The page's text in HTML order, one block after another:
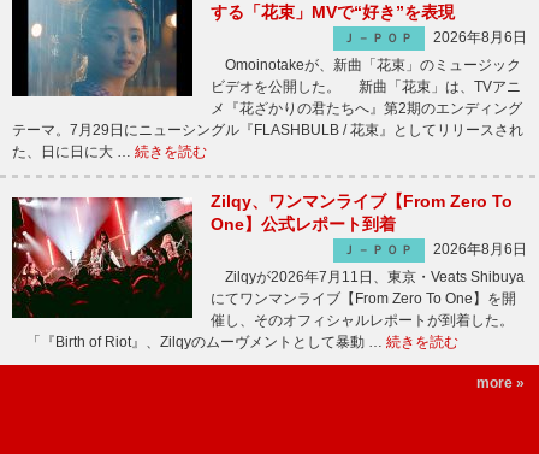
する「花束」MVで“好き”を表現
Ｊ－ＰＯＰ
2026年8月6日
Omoinotakeが、新曲「花束」のミュージック
ビデオを公開した。 新曲「花束」は、TVアニ
メ『花ざかりの君たちへ』第2期のエンディング
テーマ。7月29日にニューシングル『FLASHBULB / 花束』としてリリースされ
た、日に日に大 … 続きを読む
Zilqy、ワンマンライブ【From Zero To
One】公式レポート到着
Ｊ－ＰＯＰ
2026年8月6日
Zilqyが2026年7月11日、東京・Veats Shibuya
にてワンマンライブ【From Zero To One】を開
催し、そのオフィシャルレポートが到着した。
「『Birth of Riot』、Zilqyのムーヴメントとして暴動 … 続きを読む
more »